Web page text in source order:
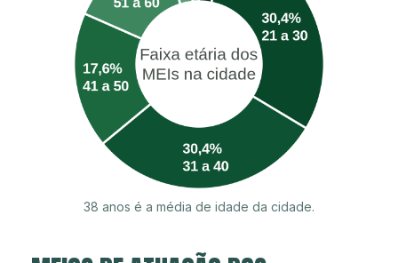
38 anos é a média de idade da cidade.